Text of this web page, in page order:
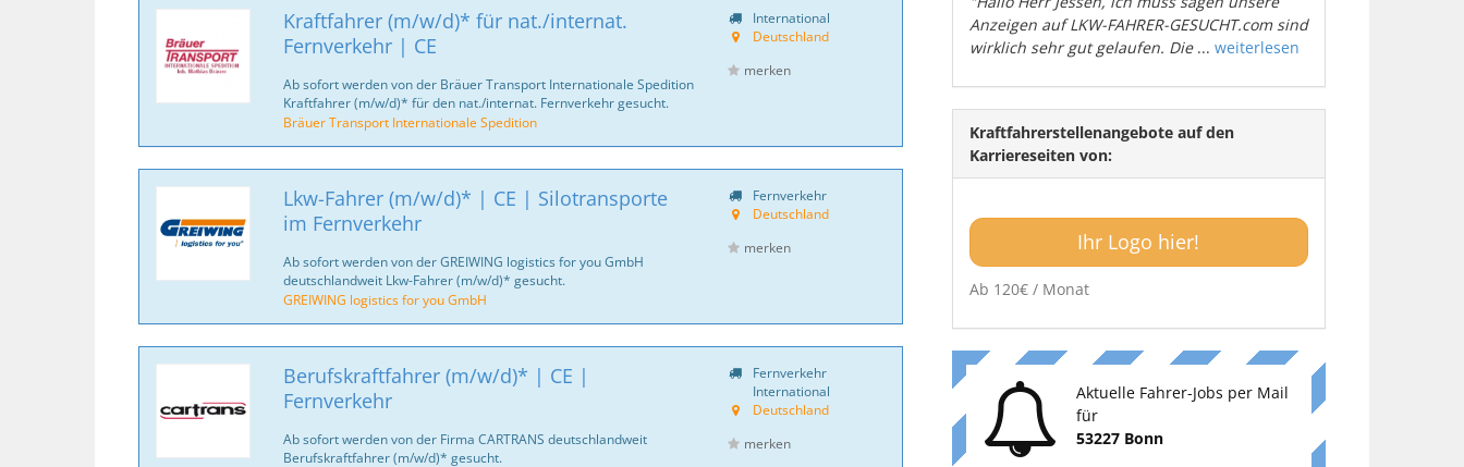
Kraftfahrer (m/w/d)* für nat./internat.
Fernverkehr | CE
Ab sofort werden von der Bräuer Transport Internationale Spedition
Kraftfahrer (m/w/d)* für den nat./internat. Fernverkehr gesucht.
Bräuer Transport Internationale Spedition
International
Deutschland
merken
Lkw-Fahrer (m/w/d)* | CE | Silotransporte
im Fernverkehr
Ab sofort werden von der GREIWING logistics for you GmbH
deutschlandweit Lkw-Fahrer (m/w/d)* gesucht.
GREIWING logistics for you GmbH
Fernverkehr
Deutschland
merken
Berufskraftfahrer (m/w/d)* | CE |
Fernverkehr
Ab sofort werden von der Firma CARTRANS deutschlandweit
Berufskraftfahrer (m/w/d)* gesucht.
Fernverkehr
International
Deutschland
merken
Anzeigen auf LKW-FAHRER-GESUCHT.com sind
wirklich sehr gut gelaufen. Die... weiterlesen
Kraftfahrerstellenangebote auf den
Karriereseiten von:
Ihr Logo hier!
Ab 120€ / Monat
Aktuelle Fahrer-Jobs per Mail
für
53227 Bonn